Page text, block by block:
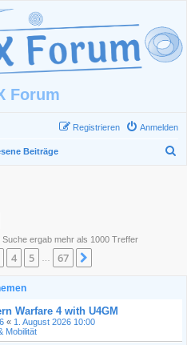
Forum
Anmelden
Registrieren
Beiträge
Suche ergab mehr als 1000 Treffer
674 5 67
Warfare 4 with U4GM
« 1. August 2026 10:00
Mobilität